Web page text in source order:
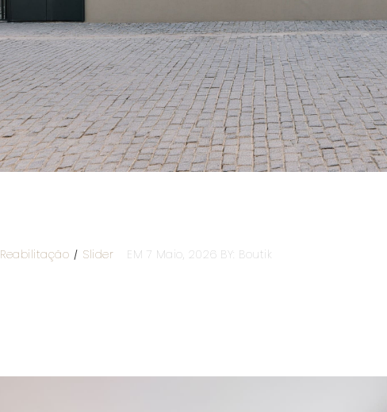
Reabilitação Slider EM 7 Maio, 2026 BY: Boutik